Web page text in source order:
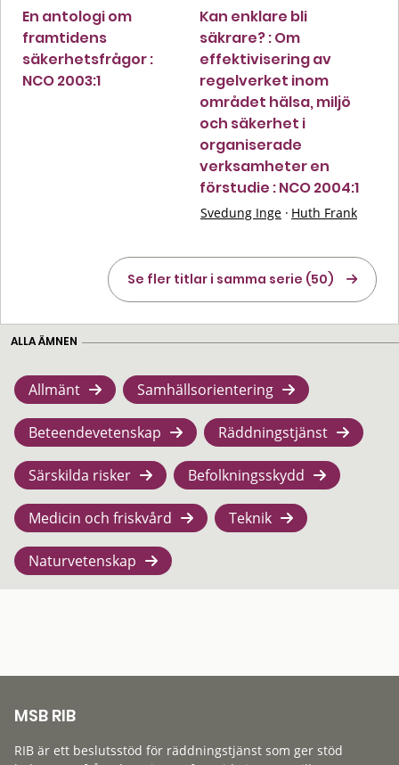
En antologi om
framtidens
säkerhetsfrågor :
NCO 2003:1
Kan enklare bli
säkrare? : Om
effektivisering av
regelverket inom
området hälsa, miljö
och säkerhet i
organiserade
verksamheter en
förstudie : NCO 2004:1
Svedung Inge · Huth Frank
Se fler titlar i samma serie (50)
ALLA ÄMNEN
Allmänt Samhällsorientering
Beteendevetenskap Räddningstjänst
Särskilda risker Befolkningsskydd
Medicin och friskvård Teknik
Naturvetenskap
MSB RIB
RIB är ett beslutsstöd för räddningstjänst som ger stöd